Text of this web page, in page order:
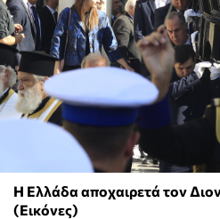
Η Ελλάδα αποχαιρετά τον
(Εικόνες)